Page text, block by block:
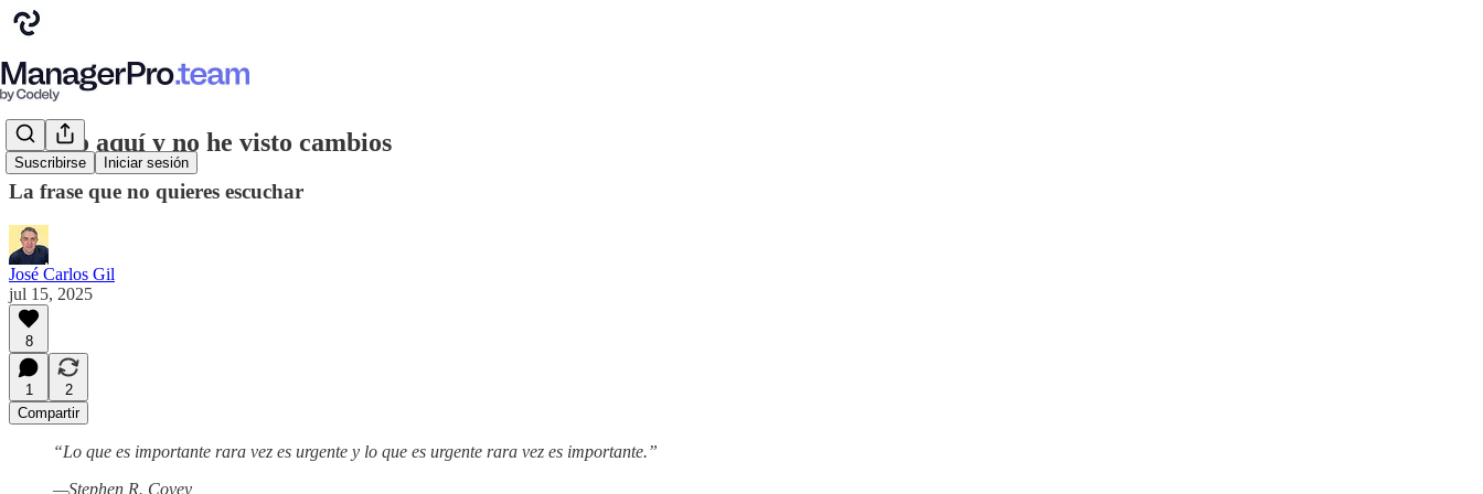
Suscribirse Iniciar sesión
Un año aquí y no he visto cambios
La frase que no quieres escuchar
José Carlos Gil
jul 15, 2025
8
1
2
Compartir
“Lo que es importante rara vez es urgente y lo que es urgente rara vez es importante.”
—Stephen R. Covey